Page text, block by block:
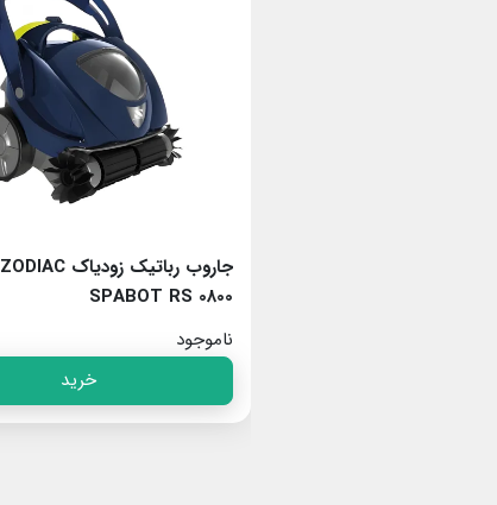
جاروب رباتیک زودیاک ZODIAC
SPABOT RS 0800
ناموجود
خرید